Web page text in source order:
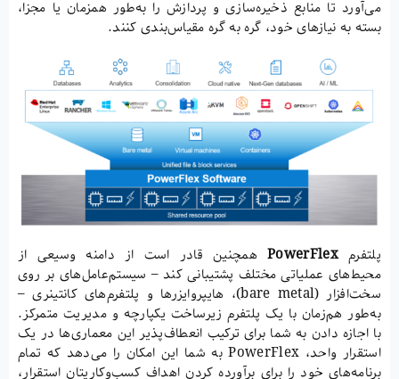
می‌آورد تا منابع ذخیره‌سازی و پردازش را به‌طور همزمان یا مجزا،
بسته به نیازهای خود، گره به گره مقیاس‌بندی کنند.
پلتفرمPowerFlexهمچنین قادر است از دامنه وسیعی از
محیط‌های عملیاتی مختلف پشتیبانی کند – سیستم‌عامل‌های بر روی
سخت‌افزار (bare metal)، هایپروایزرها و پلتفرم‌های کانتینری –
به‌طور هم‌زمان با یک پلتفرم زیرساخت یکپارچه و مدیریت متمرکز.
با اجازه دادن به شما برای ترکیب انعطاف‌پذیر این معماری‌ها در یک
استقرار واحد، PowerFlex به شما این امکان را می‌دهد که تمام
برنامه‌های خود را برای برآورده کردن اهداف کسب‌وکاریتان استقرار،